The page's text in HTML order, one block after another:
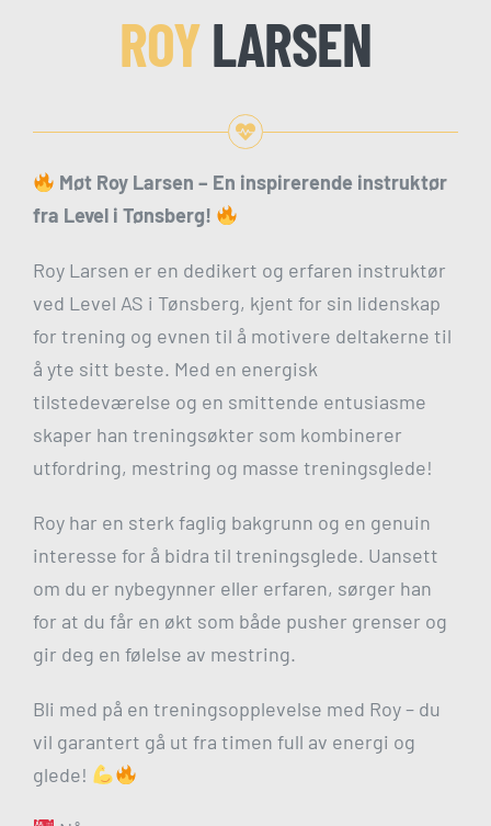
ROYLARSEN
Møt Roy Larsen – En inspirerende instruktør
fra Level i Tønsberg!
Roy Larsen er en dedikert og erfaren instruktør
ved Level AS i Tønsberg, kjent for sin lidenskap
for trening og evnen til å motivere deltakerne til
å yte sitt beste. Med en energisk
tilstedeværelse og en smittende entusiasme
skaper han treningsøkter som kombinerer
utfordring, mestring og masse treningsglede!
Roy har en sterk faglig bakgrunn og en genuin
interesse for å bidra til treningsglede. Uansett
om du er nybegynner eller erfaren, sørger han
for at du får en økt som både pusher grenser og
gir deg en følelse av mestring.
Bli med på en treningsopplevelse med Roy – du
vil garantert gå ut fra timen full av energi og
glede!